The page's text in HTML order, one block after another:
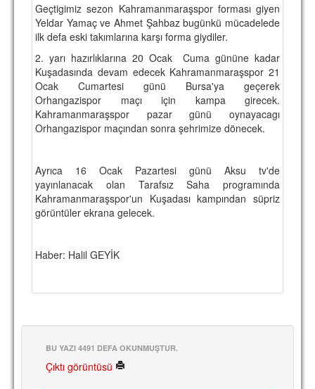
TARİHÇE
TARİHİ BAŞARILAR
BASINDAN
KUPA MAÇLARI
ESKi BAŞKANLAR
HAKKIMIZDA
MİSYON
HAKKIMIZDA
İRTİBAT
Geçtigimiz sezon Kahramanmaraşspor forması giyen
Yeldar Yamaç ve Ahmet Şahbaz bugünkü mücadelede
ilk defa eski takımlarına karşı forma giydiler.
2. yarı hazırlıklarına 20 Ocak Cuma gününe kadar
Kuşadasında devam edecek Kahramanmaraşspor 21
Ocak Cumartesi günü Bursa'ya geçerek
Orhangazispor maçı için kampa girecek.
Kahramanmaraşspor pazar günü oynayacagı
Orhangazispor maçından sonra şehrimize dönecek.
Ayrıca 16 Ocak Pazartesi günü Aksu tv'de
yayınlanacak olan Tarafsız Saha programında
Kahramanmaraşspor'un Kuşadası kampından süpriz
görüntüler ekrana gelecek.
Haber: Halil GEYİK
BU YAZI 4491 DEFA OKUNMUŞTUR.
Çıktı görüntüsü